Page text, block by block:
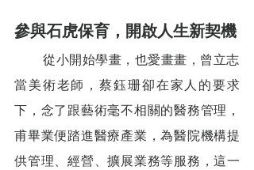
參與石虎保育，開啟人生新契機
        從小開始學畫，也愛畫畫，曾立志
當美術老師，蔡鈺珊卻在家人的要求
下，念了跟藝術毫不相關的醫務管理，
甫畢業便踏進醫療產業，為醫院機構提
供管理、經營、擴展業務等服務，這一